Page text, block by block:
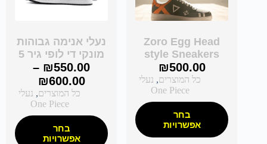
Zoro Egg Head
style Sneakers
₪500.00
כל המוצרים, נעלי
One Piece
בחר
אפשרויות
נעלי אנימה גבוהות
מונקי די לופי גיר 5
₪550.00
–
₪600.00
כל המוצרים, נעלי
One Piece
בחר
אפשרויות